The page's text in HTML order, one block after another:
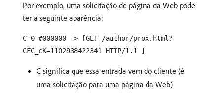
Por exemplo, uma solicitação de página da Web pode
ter a seguinte aparência:
C-0-#000000 -> [GET /author/prox.html?
CFC_cK=1102938422341 HTTP/1.1 ]
C significa que essa entrada vem do cliente (é
uma solicitação para uma página da Web)